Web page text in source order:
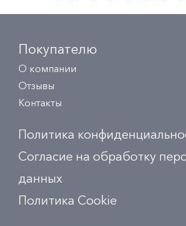
Покупателю
О компании
Отзывы
Контакты
Политика
Согласие на обработку
данных
Политика Сookie